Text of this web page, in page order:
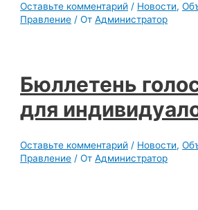
Оставьте комментарий / Новости,
Правление / От Администратор
Бюллетень
для
Оставьте комментарий / Новости,
Правление / От Администратор